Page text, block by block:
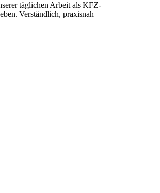
täglichen Arbeit als KFZ-
Verständlich, praxisnah